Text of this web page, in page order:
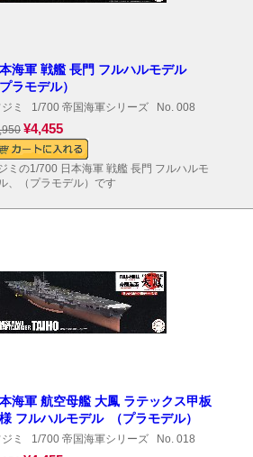
海軍 戦艦 長門 フルハルモデル
プラモデル）
ミ 1/700 帝国海軍シリーズ No. 008
¥4,455
ミの1/700 日本海軍 戦艦 長門 フルハルモ
、（プラモデル）です
海軍 航空母艦 大鳳 ラテックス甲板
フルハルモデル （プラモデル）
ミ 1/700 帝国海軍シリーズ No. 018
出版 グランドパワー
マガジン
ヤ